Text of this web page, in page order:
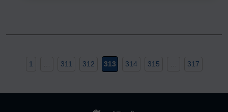
1 … 311 312 313 314 315 … 317